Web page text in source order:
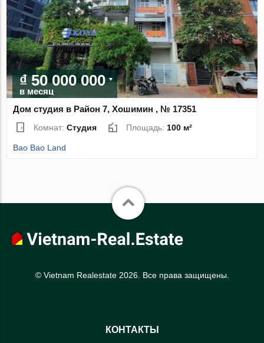
₫ 50 000 000
в месяц
Дом студия в Район 7, Хошимин , № 17351
Комнат:Студия Площадь: 100 м²
Bao Bao Land
© Vietnam Realestate 2026. Все права защищены.
КОНТАКТЫ